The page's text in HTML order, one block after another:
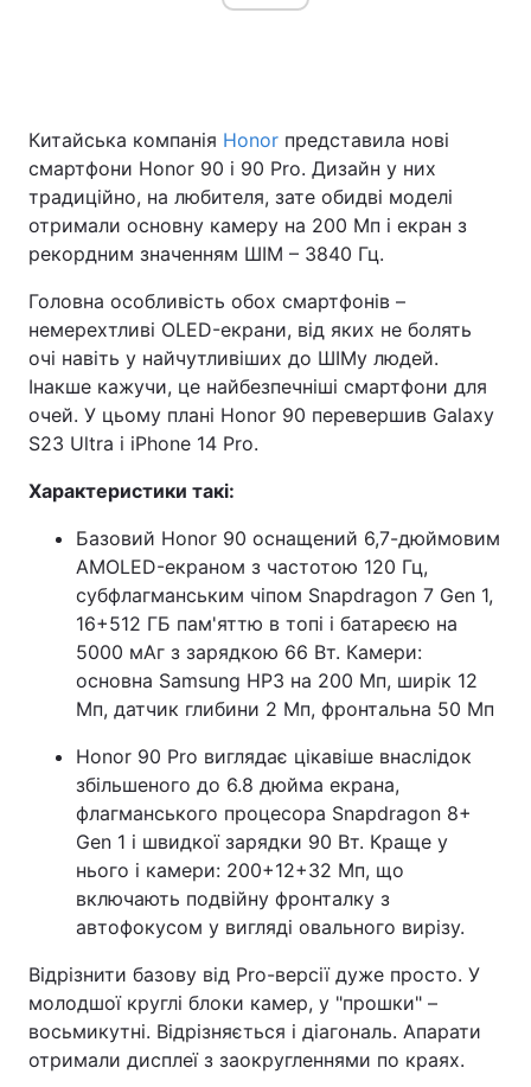
Китайська компанія Honor представила нові
смартфони Honor 90 і 90 Pro. Дизайн у них
традиційно, на любителя, зате обидві моделі
отримали основну камеру на 200 Мп і екран з
рекордним значенням ШІМ – 3840 Гц.
Головна особливість обох смартфонів –
немерехтливі OLED-екрани, від яких не болять
очі навіть у найчутливіших до ШІМу людей.
Інакше кажучи, це найбезпечніші смартфони для
очей. У цьому плані Honor 90 перевершив Galaxy
S23 Ultra і iPhone 14 Pro.
Характеристики такі:
Базовий Honor 90 оснащений 6,7-дюймовим
AMOLED-екраном з частотою 120 Гц,
субфлагманським чіпом Snapdragon 7 Gen 1,
16+512 ГБ пам'яттю в топі і батареєю на
5000 мАг з зарядкою 66 Вт. Камери:
основна Samsung HP3 на 200 Мп, ширік 12
Мп, датчик глибини 2 Мп, фронтальна 50 Мп
Honor 90 Pro виглядає цікавіше внаслідок
збільшеного до 6.8 дюйма екрана,
флагманського процесора Snapdragon 8+
Gen 1 і швидкої зарядки 90 Вт. Краще у
нього і камери: 200+12+32 Мп, що
включають подвійну фронталку з
автофокусом у вигляді овального вирізу.
Відрізнити базову від Pro-версії дуже просто. У
молодшої круглі блоки камер, у "прошки" –
восьмикутні. Відрізняється і діагональ. Апарати
отримали дисплеї з заокругленнями по краях.